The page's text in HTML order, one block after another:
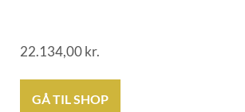
22.134,00kr.
GÅ TIL SHOP